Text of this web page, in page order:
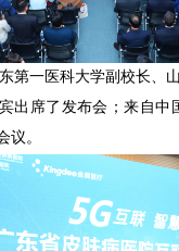
第一医科大学副校长、
出席了发布会；来自
议。